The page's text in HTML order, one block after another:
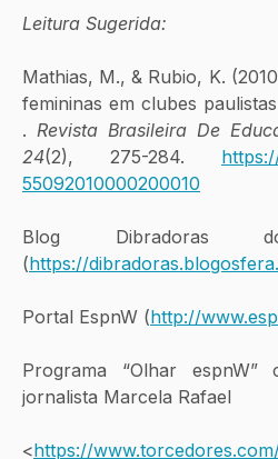
Leitura Sugerida:
Mathias, M., & Rubio, K.
femininas em clubes
. Revista Brasileira De
24(2), 275-284.
55092010000200010
Blog Dibradoras
(https://
Portal EspnW (http://
Programa “Olhar espnW”
jornalista Marcela Rafael
<https://